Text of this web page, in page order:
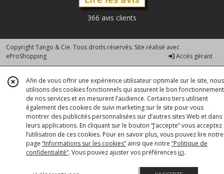
366 avis clients
Copyright Tango & Cie. Tous droits réservés. Site réalisé avec
eProShopping
Accès gérant
Afin de vous offrir une expérience utilisateur optimale sur le site, nous
utilisons des cookies fonctionnels qui assurent le bon fonctionnement
de nos services et en mesurent l’audience. Certains tiers utilisent
également des cookies de suivi marketing sur le site pour vous
montrer des publicités personnalisées sur d’autres sites Web et dans
leurs applications. En cliquant sur le bouton “J’accepte” vous acceptez
l’utilisation de ces cookies. Pour en savoir plus, vous pouvez lire notre
page “Informations sur les cookies” ainsi que notre “Politique de
confidentialité“. Vous pouvez ajuster vos préférences ici.